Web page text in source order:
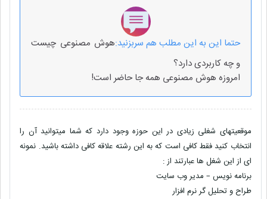
حتما این به این مطلب هم سربزنید:هوش مصنوعی چیست
و چه کاربردی دارد؟
امروزه هوش مصنوعی همه جا حاضر است!
موقعیتهای شغلی زیادی در این حوزه وجود دارد که شما میتوانید آن را
انتخاب کنید فقط کافی است که به این رشته علاقه کافی داشته باشید. نمونه
ای از این شغل ها عبارتند از :
برنامه نویس – مدیر وب سایت
طراح و تحلیل گر نرم افزار